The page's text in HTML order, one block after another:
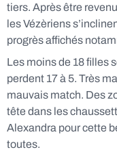
tiers. Après être
les Vézèriens
progrès affichés
Les moins de 18 filles
perdent 17 à 5. Très
mauvais match. Des
tête dans les
Alexandra pour cette
toutes.